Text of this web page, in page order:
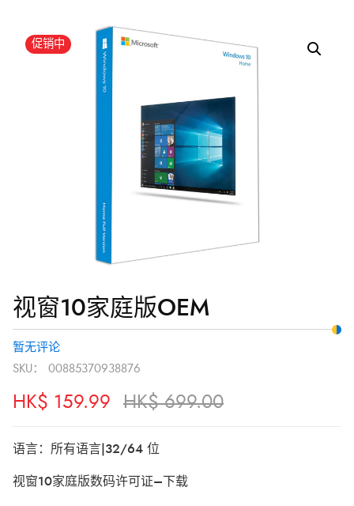
促销中
视窗10家庭版OEM
暂无评论
SKU：
00885370938876
HK$699.00
原
价
HK$ 699.00。
HK$ 159.99
当
前
语言：所有语言|32/64 位
视窗10家庭版数码许可证–下载